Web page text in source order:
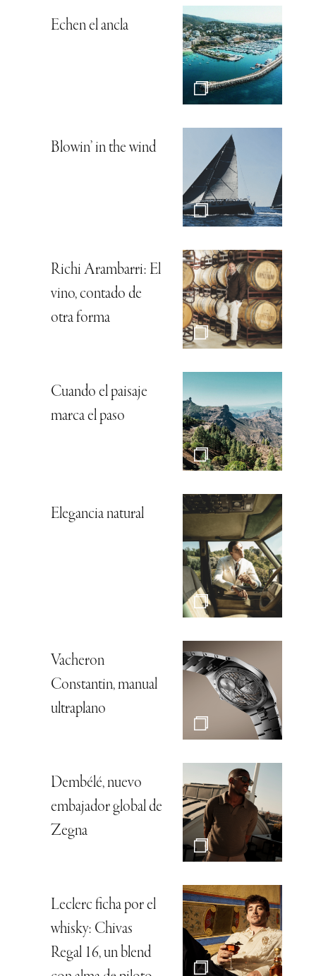
Echen el ancla
Blowin’ in the wind
Richi Arambarri: El
vino, contado de
otra forma
Cuando el paisaje
marca el paso
Elegancia natural
Vacheron
Constantin, manual
ultraplano
Dembélé, nuevo
embajador global de
Zegna
Leclerc ficha por el
whisky: Chivas
Regal 16, un blend